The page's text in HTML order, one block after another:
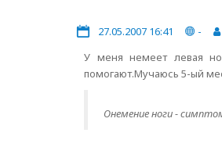
27.05.2007 16:41 -
У меня немеет левая
помогают.Мучаюсь 5-ый
Онемение ноги -